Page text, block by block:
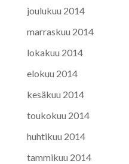
joulukuu 2014
marraskuu 2014
lokakuu 2014
elokuu 2014
kesäkuu 2014
toukokuu 2014
huhtikuu 2014
tammikuu 2014